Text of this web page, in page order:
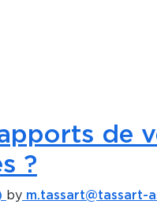
de
?
bym.tassart@tassart-